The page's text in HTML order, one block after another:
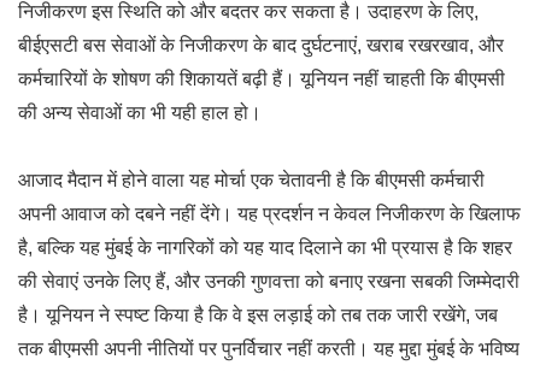
निजीकरण इस स्थिति को और बदतर कर सकता है। उदाहरण के लिए,
बीईएसटी बस सेवाओं के निजीकरण के बाद दुर्घटनाएं, खराब रखरखाव, और
कर्मचारियों के शोषण की शिकायतें बढ़ी हैं। यूनियन नहीं चाहती कि बीएमसी
की अन्य सेवाओं का भी यही हाल हो।
आजाद मैदान में होने वाला यह मोर्चा एक चेतावनी है कि बीएमसी कर्मचारी
अपनी आवाज को दबने नहीं देंगे। यह प्रदर्शन न केवल निजीकरण के खिलाफ
है, बल्कि यह मुंबई के नागरिकों को यह याद दिलाने का भी प्रयास है कि शहर
की सेवाएं उनके लिए हैं, और उनकी गुणवत्ता को बनाए रखना सबकी जिम्मेदारी
है। यूनियन ने स्पष्ट किया है कि वे इस लड़ाई को तब तक जारी रखेंगे, जब
तक बीएमसी अपनी नीतियों पर पुनर्विचार नहीं करती। यह मुद्दा मुंबई के भविष्य